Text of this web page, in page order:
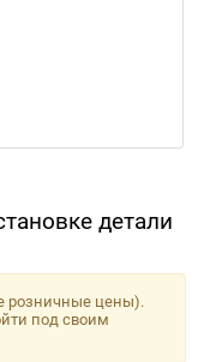
детали
розничные цены).
под своим